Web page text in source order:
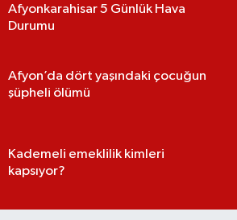
Afyonkarahisar 5 Günlük Hava
Durumu
Afyon’da dört yaşındaki çocuğun
şüpheli ölümü
Kademeli emeklilik kimleri
kapsıyor?